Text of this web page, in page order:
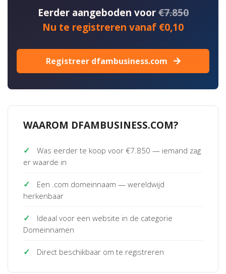
Eerder aangeboden voor€7.850
Nu te registreren vanaf €0,10
Registreer dfambusiness.com
WAAROM DFAMBUSINESS.COM?
✓
Was eerder te koop voor €7.850 — iemand zag
er waarde in
✓
Een .com domeinnaam — wereldwijd
herkenbaar
✓
Ideaal voor een website in de categorie
Domeinnamen
✓ Direct beschikbaar om te registreren